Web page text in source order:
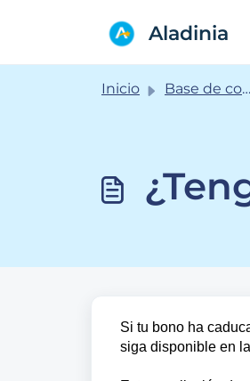
Aladinia
Inicio Base de conocimientos
Si tu bono ha
siga disponible en